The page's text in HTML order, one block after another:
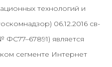
технологий и
06.12.2016 св-
является
сегменте Интернет